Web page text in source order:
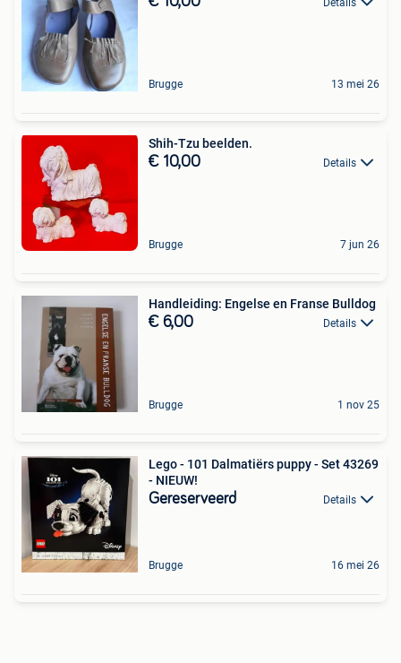
Details
Brugge 13 mei 26
Shih-Tzu beelden.
€ 10,00 Details
Brugge 7 jun 26
Handleiding: Engelse en Franse Bulldog
€ 6,00 Details
Brugge 1 nov 25
Lego - 101 Dalmatiërs puppy - Set 43269
- NIEUW!
Gereserveerd Details
Brugge 16 mei 26